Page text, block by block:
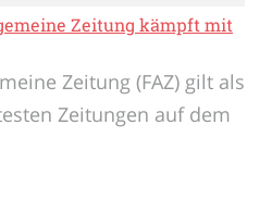
Zeitung kämpft mit
Zeitung (FAZ) gilt als
Zeitungen auf dem